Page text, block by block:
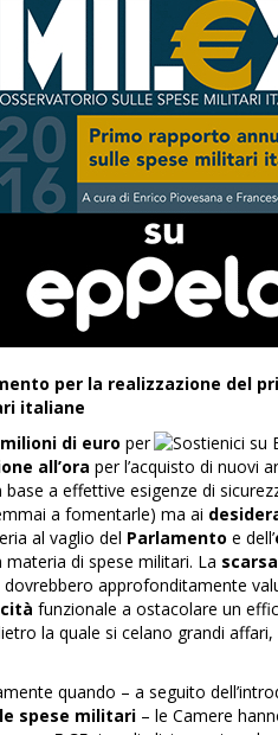
per la realizzazione del
italiane
di euro per
all’ora per l’acquisto di nuovi
base a effettive esigenze di
a fomentarle) ma ai
al vaglio del Parlamento e dell’
di spese militari. La
approfonditamente
funzionale a ostacolare un
la quale si celano grandi
quando – a seguito
spese militari – le Camere